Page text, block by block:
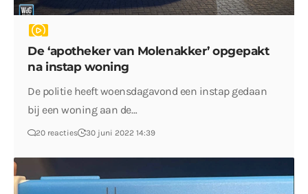
De ‘apotheker van Molenakker’ opgepakt
na instap woning
De politie heeft woensdagavond een instap gedaan
bij een woning aan de…
20 reacties 30 juni 2022 14:39